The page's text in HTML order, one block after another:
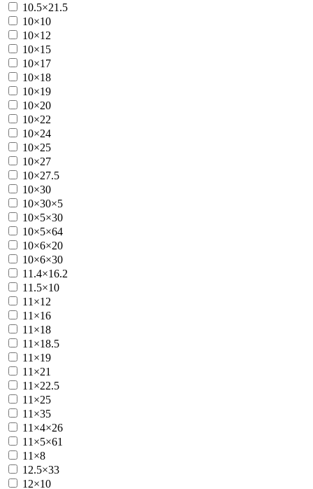
10.5×21.5
10×10
10×12
10×15
10×17
10×18
10×19
10×20
10×22
10×24
10×25
10×27
10×27.5
10×30
10×30×5
10×5×30
10×5×64
10×6×20
10×6×30
11.4×16.2
11.5×10
11×12
11×16
11×18
11×18.5
11×19
11×21
11×22.5
11×25
11×35
11×4×26
11×5×61
11×8
12.5×33
12×10